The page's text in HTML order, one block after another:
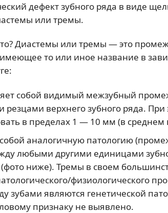
дефект зубного ряда в виде
или тремы.
Диастемы или тремы — это
то или иное название в
собой видимый межзубный
верхнего зубного ряда.
в пределах 1 — 10 мм (в среднем
аналогичную патологию
любыми другими единицами
ниже). Тремы в своем
физиологического
зубами являются генетической
признаку не выявлено.